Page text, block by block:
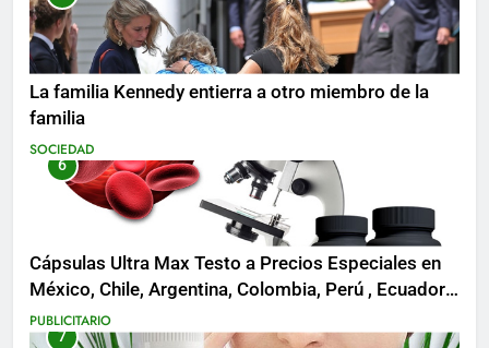
La familia Kennedy entierra a otro miembro de la
familia
SOCIEDAD
6
Cápsulas Ultra Max Testo a Precios Especiales en
México, Chile, Argentina, Colombia, Perú , Ecuador,
Costa Rica y Más
PUBLICITARIO
7